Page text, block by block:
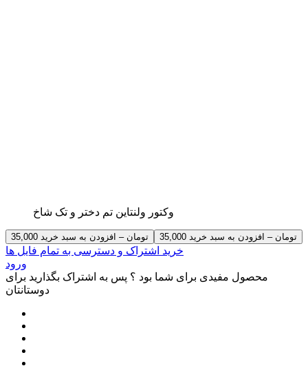
وکتور ولنتاین تم دختر و تک شاخ
35,000 تومان – افزودن به سبد خرید
خرید اشتراک و دسترسی به تمام فایل ها
ورود
محصول مفیدی برای شما بود ؟ پس به اشتراک بگذارید برای
دوستانتان